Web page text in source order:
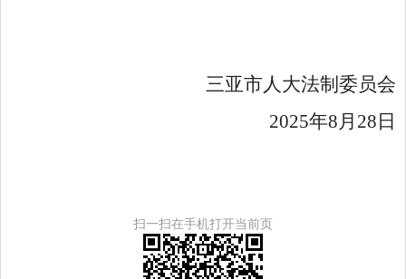
三亚市人大法制委员会
2025年8月 28 日
扫一扫在手机打开当前页